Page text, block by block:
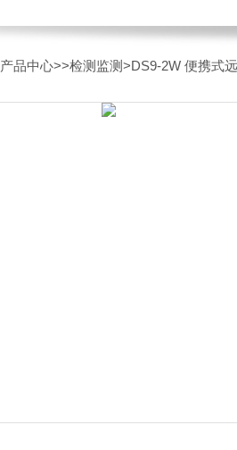
产品中心>>检测监测>DS9-2W 便携式